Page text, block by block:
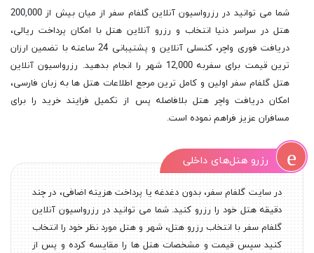
شما می توانید در رزرواسیون آنلاین گلفام سفر از میان بیش از 200,000
هتل در سراسر دنیا انتخاب و رزرو آنلاین هتل با امکان پرداخت ریالی،
دریافت فوری واچر، کنسلی آنلاین و پشتیبانی 24 ساعته با تضمین ارزان
ترین قیمت برای سفربه 12,000 شهر را انجام بدهید. رزرواسیون آنلاین
هتل گلفام سفر اولین و کامل ترین مرجع اطلاعات هتل ها به زبان فارسی،
امکان دریافت واچر هتل بلافاصله پس از تکمیل فرایند خرید را برای
مسافران عزیز فراهم نموده است.
رزرو هتل‌های داخلی
در سایت گلفام سفر، بدون دغدغه یا پرداخت هزینه اضافی، در چند
دقیقه هتل خود را رزرو کنید. شما می توانید در رزرواسیون آنلاین
گلفام سفر با انتخاب رزرو هتل، شهر و هتل مورد نظر خود را انتخاب
کنید سپس قیمت و مشخصات هتل ها را مقایسه کرده و پس از